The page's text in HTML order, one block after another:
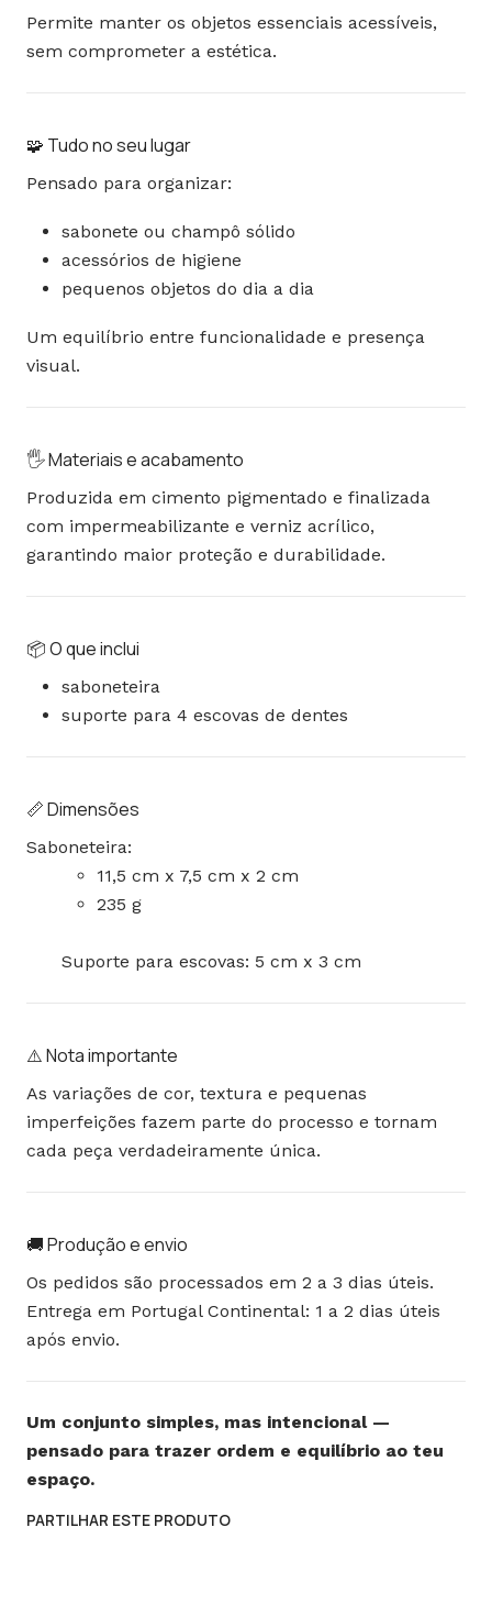
Permite manter os objetos essenciais acessíveis,
sem comprometer a estética.
🧩 Tudo no seu lugar
Pensado para organizar:
sabonete ou champô sólido
acessórios de higiene
pequenos objetos do dia a dia
Um equilíbrio entre funcionalidade e presença
visual.
🖐️ Materiais e acabamento
Produzida em cimento pigmentado e finalizada
com impermeabilizante e verniz acrílico,
garantindo maior proteção e durabilidade.
📦 O que inclui
saboneteira
suporte para 4 escovas de dentes
📏 Dimensões
Saboneteira:
11,5 cm x 7,5 cm x 2 cm
235 g
Suporte para escovas: 5 cm x 3 cm
⚠️ Nota importante
As variações de cor, textura e pequenas
imperfeições fazem parte do processo e tornam
cada peça verdadeiramente única.
🚚 Produção e envio
Os pedidos são processados em 2 a 3 dias úteis.
Entrega em Portugal Continental: 1 a 2 dias úteis
após envio.
Um conjunto simples, mas intencional —
pensado para trazer ordem e equilíbrio ao teu
espaço.
PARTILHAR ESTE PRODUTO